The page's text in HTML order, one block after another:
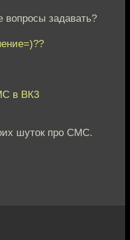
вопросы задавать?
в ВК3
шуток про СМС.